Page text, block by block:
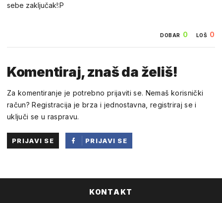
sebe zaključak!:P
DOBAR 0 LOŠ 0
Komentiraj, znaš da želiš!
Za komentiranje je potrebno prijaviti se. Nemaš korisnički
račun? Registracija je brza i jednostavna, registriraj se i
uključi se u raspravu.
PRIJAVI SE
PRIJAVI SE
KONTAKT